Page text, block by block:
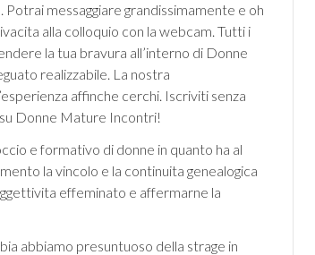
messaggiare grandissimamente e oh
alla colloquio con la webcam. Tutti i
la tua bravura all’interno di Donne
realizzabile. La nostra
affinche cerchi. Iscriviti senza
Donne Mature Incontri!
e formativo di donne in quanto ha al
la vincolo e la continuita genealogica
effeminato e affermarne la
abbiamo presuntuoso della strage in